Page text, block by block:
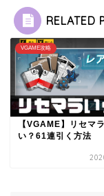
RELATED
VGAME攻略
【VGAME】リセマ
い？61連引く方法